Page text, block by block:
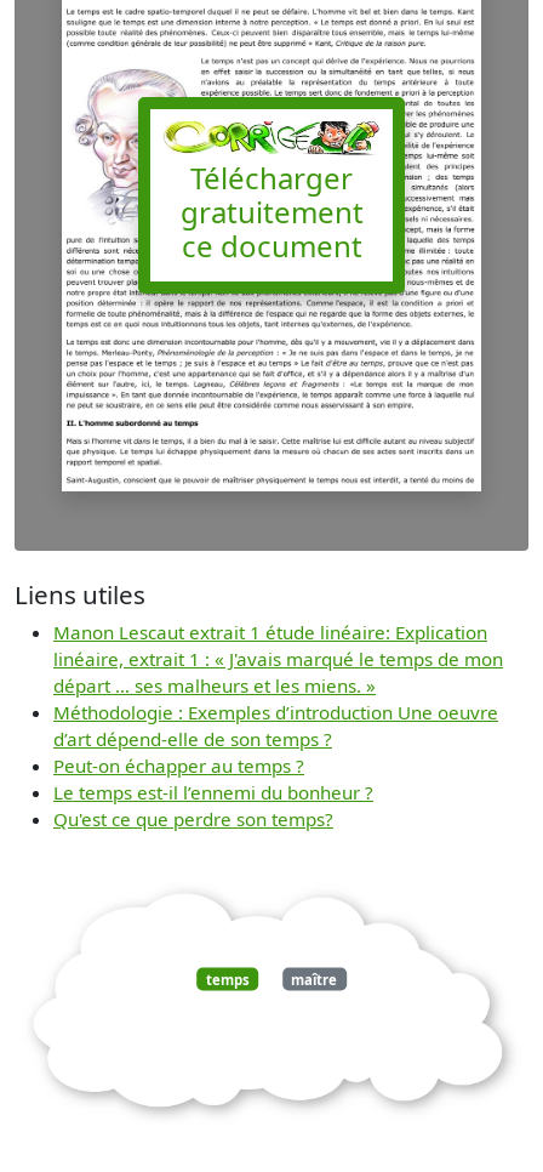
Télécharger
gratuitement
ce document
Liens utiles
Manon Lescaut extrait 1 étude linéaire: Explication
linéaire, extrait 1 : « J'avais marqué le temps de mon
départ … ses malheurs et les miens. »
Méthodologie : Exemples d’introduction Une oeuvre
d’art dépend-elle de son temps ?
Peut-on échapper au temps ?
Le temps est-il l’ennemi du bonheur ?
Qu'est ce que perdre son temps?
temps maître